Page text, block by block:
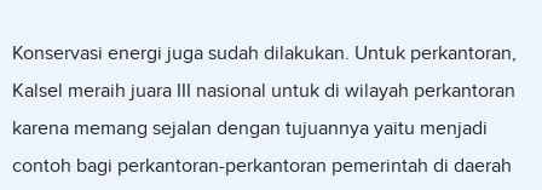
Konservasi energi juga sudah dilakukan. Untuk perkantoran,
Kalsel meraih juara III nasional untuk di wilayah perkantoran
karena memang sejalan dengan tujuannya yaitu menjadi
contoh bagi perkantoran-perkantoran pemerintah di daerah